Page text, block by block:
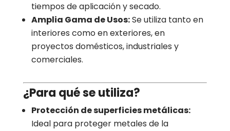
tiempos de aplicación y secado.
Amplia Gama de Usos:Se utiliza tanto en
interiores como en exteriores, en
proyectos domésticos, industriales y
comerciales.
¿Para qué se utiliza?
Protección de superficies metálicas:
Ideal para proteger metales de la